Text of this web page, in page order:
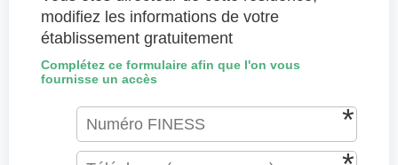
modifiez les informations de votre
établissement gratuitement
Complétez ce formulaire afin que l'on vous
fournisse un accès